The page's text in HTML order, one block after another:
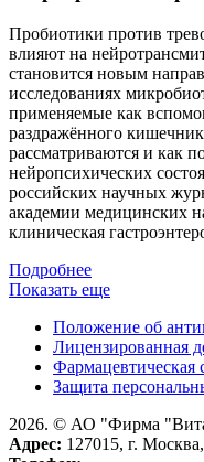
Пробиотики против
влияют на
становится новым
исследованиях
применяемые как
раздражённого
рассматриваются и как
нейропсихических
российских научных
академии медицинских
клиническая
Подробнее
Показать еще
Положение об
Лицензированная
Фармацевтическая
Защита
2026. © АО "Фирма
Адрес: 127015, г.